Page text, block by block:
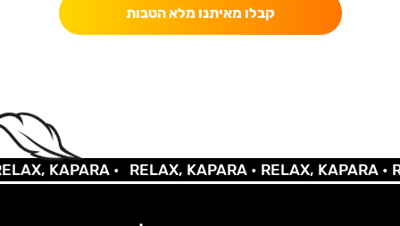
קבלו מאיתנו מלא הטבות
KAPARA • RELAX, KAPARA •RELAX, KAPARA •